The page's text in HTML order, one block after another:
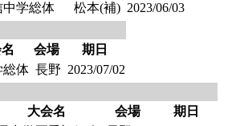
中学総体 松本(補) 2023/06/03
会場
期日
総体 長野 2023/07/02
大会名 会場
期日